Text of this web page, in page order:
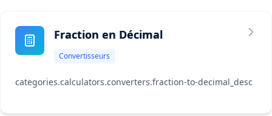
Fraction en Décimal
Convertisseurs
categories.calculators.converters.fraction-to-decimal_desc